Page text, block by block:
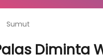
Sumut
Diminta